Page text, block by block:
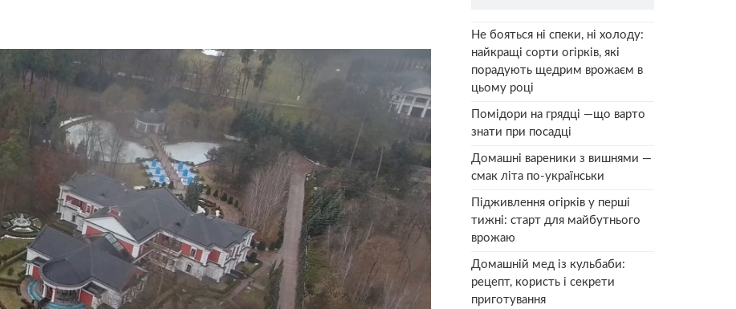
Не бояться ні спеки, ні холоду:
найкращі сорти огірків, які
порадують щедрим врожаєм в
цьому році
Помідори на грядці —що варто
знати при посадці
Домашні вареники з вишнями —
смак літа по-українськи
Підживлення огірків у перші
тижні: старт для майбутнього
врожаю
Домашній мед із кульбаби:
рецепт, користь і секрети
приготування